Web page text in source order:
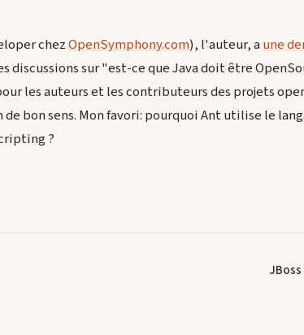
chezOpenSymphony.com), l'auteur, aune
discussions sur "est-ce que Java doit être
les auteurs et les contributeurs des projets
bon sens. Mon favori: pourquoi Ant utilise le
?